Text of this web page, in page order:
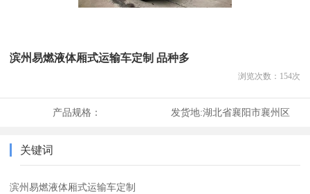
滨州易燃液体厢式运输车定制 品种多
浏览次数： 154次
产品规格： 发货地:湖北省襄阳市襄州区
关键词
滨州易燃液体厢式运输车定制